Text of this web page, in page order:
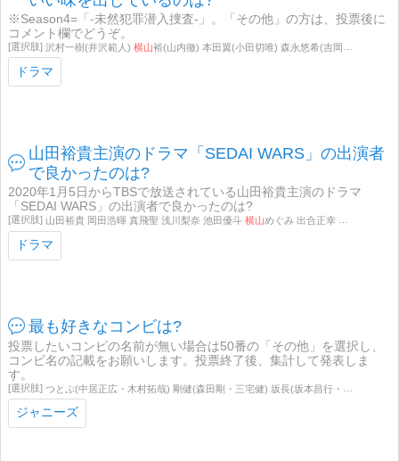
※Season4=「-未然犯罪潜入捜査-」。「その他」の方は、投票後に
コメント欄でどうぞ。
沢村一樹(井沢範人) 横山裕(山内徹) 本田翼(小田切唯) 森永悠希(吉岡拓海) 高杉真宙(篠田浩輝) 上杉柊平(北見俊哉) マギー(早川誠二) 粗品(門田駿) 水野美紀(香坂朱里) 柄本明(加賀美聡介) その他
ドラマ
山田裕貴主演のドラマ「SEDAI WARS」の出演者
で良かったのは?
2020年1月5日からTBSで放送されている山田裕貴主演のドラマ
「SEDAI WARS」の出演者で良かったのは?
山田裕貴 岡田浩暉 真飛聖 浅川梨奈 池田優斗 横山めぐみ 出合正幸 奥山かずさ 鈴木正幸 西岡馬 大友康平 その他
ドラマ
最も好きなコンビは?
投票したいコンビの名前が無い場合は50番の「その他」を選択し、
コンビ名の記載をお願いします。投票終了後、集計して発表しま
す。
つとぷ(中居正広・木村拓哉) 剛健(森田剛・三宅健) 坂長(坂本昌行・長野博) KinKi Kids(堂本光一・堂本剛) 大宮(大野智・二宮和也) 櫻葉(櫻井翔・相葉雅紀) 山(大野智・櫻井翔) バンビズ(櫻井翔・松本潤) 天然(大野智・相葉雅紀) にのあい(二宮和也・相葉雅紀) タッキー&翼(滝沢秀明・今井翼) ケンタッキー(三宅健・滝沢秀明) テゴマス(手越祐也・増田貴久) コヤシゲ(小山慶一郎・加藤シゲアキ) シゲマス(加藤シゲアキ・増田貴久) 夫婦(村上信五・
ジャニーズ